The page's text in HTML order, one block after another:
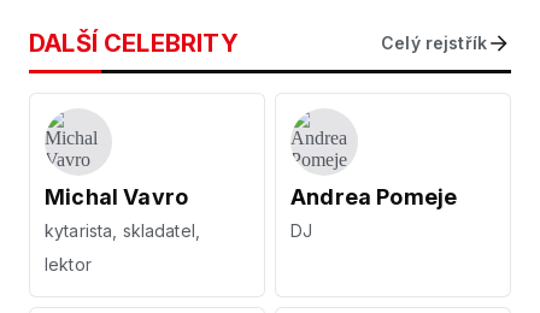
DALŠÍ CELEBRITY Celý rejstřík
Michal Vavro
kytarista, skladatel,
lektor
Andrea Pomeje
DJ